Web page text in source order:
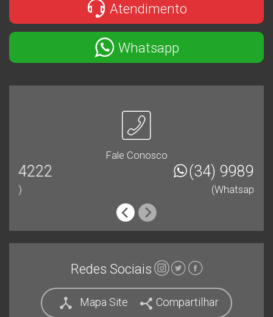
Atendimento
Whatsapp
Fale Conosco
(34) 99891-5301
Redes Sociais
Mapa Site Compartilhar